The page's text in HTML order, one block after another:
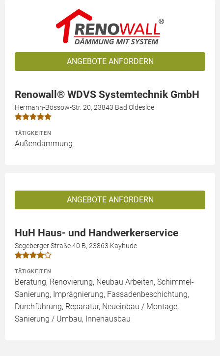
ANGEBOTE ANFORDERN
Renowall® WDVS Systemtechnik GmbH
Hermann-Bössow-Str. 20, 23843 Bad Oldesloe
TÄTIGKEITEN
Außendämmung
ANGEBOTE ANFORDERN
HuH Haus- und Handwerkerservice
Segeberger Straße 40 B, 23863 Kayhude
TÄTIGKEITEN
Beratung, Renovierung, Neubau Arbeiten, Schimmel-
Sanierung, Imprägnierung, Fassadenbeschichtung,
Durchführung, Reparatur, Neueinbau / Montage,
Sanierung / Umbau, Innenausbau